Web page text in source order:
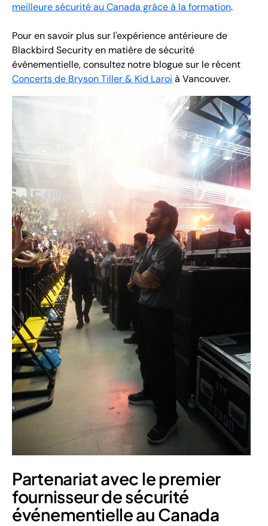
meilleure sécurité au Canada grâce à la formation.
Pour en savoir plus sur l'expérience antérieure de
Blackbird Security en matière de sécurité
événementielle, consultez notre blogue sur le récent
Concerts de Bryson Tiller & Kid Laroi à Vancouver.
Partenariat avec le premier
fournisseur de sécurité
événementielle au Canada